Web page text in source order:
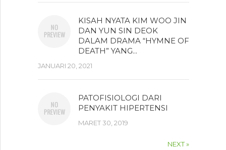
KISAH NYATA KIM WOO JIN
DAN YUN SIN DEOK
DALAM DRAMA “HYMNE OF
DEATH” YANG...
JANUARI 20, 2021
PATOFISIOLOGI DARI
PENYAKIT HIPERTENSI
MARET 30, 2019
NEXT »